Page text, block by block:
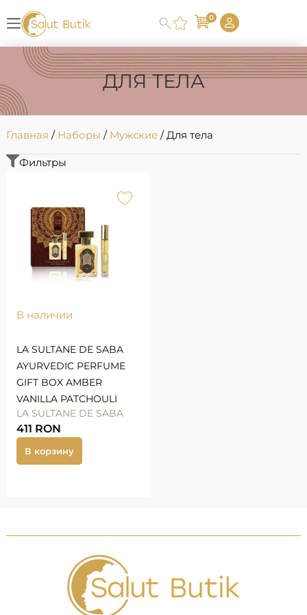
0
ДЛЯ ТЕЛА
Главная / Наборы / Мужские/ Для тела
Фильтры
В наличии
LA SULTANE DE SABA
AYURVEDIC PERFUME
GIFT BOX AMBER
VANILLA PATCHOULI
LA SULTANE DE SABA
411 RON
В корзину